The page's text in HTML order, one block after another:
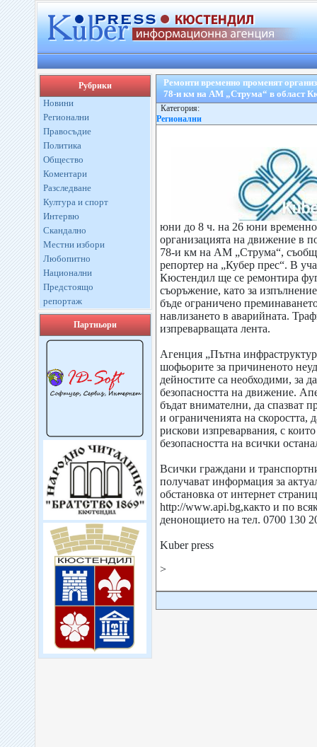
Рубрики
Новини
Регионални
Правосъдие
Политика
Общество
Коментари
Разследване
Култура и спорт
Интервю
Скандално
Местни избори
Любопитно
Национални
Предстоящо
репортаж
Партньори
Ремонти временно променят
78-и км на АМ „Струма“ в област
Категория:
Регионални
юни до 8 ч. на 26 юни
организацията на движение в
78-и км на АМ „Струма“,
репортер на „Кубер прес“. В
Кюстендил ще се ремонтира
съоръжение, като за
бъде ограничено
навлизането в аварийната.
изпреварващата лента.
Агенция „Пътна
шофьорите за причиненото
дейностите са необходими, за
безопасността на движение.
бъдат внимателни, да спазват
и ограниченията на скоростта,
рискови изпреварвания, с
безопасността на всички
Всички граждани и
получават информация за
обстановка от интернет
http://www.api.bg,както и по
денонощието на тел. 0700 130
Kuber press
>